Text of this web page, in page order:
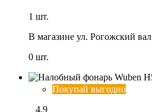
1 шт.
В магазине ул. Рогожский вал
0 шт.
Покупай выгодно
4.9